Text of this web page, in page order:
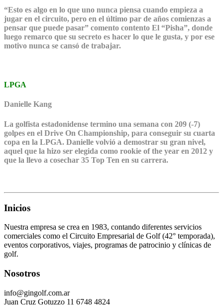
“Esto es algo en lo que uno nunca piensa cuando empieza a
jugar en el circuito, pero en el último par de años comienzas a
pensar que puede pasar” comento contento El “Pisha”, donde
luego remarco que su secreto es hacer lo que le gusta, y por ese
motivo nunca se cansó de trabajar.
LPGA
Danielle Kang
La golfista estadonidense termino una semana con 209 (-7)
golpes en el Drive On Championship, para conseguir su cuarta
copa en la LPGA. Danielle volvió a demostrar su gran nivel,
aquel que la hizo ser elegida como rookie of the year en 2012 y
que la llevo a cosechar 35 Top Ten en su carrera.
Inicios
Nuestra empresa se crea en 1983, contando diferentes servicios
comerciales como el Circuito Empresarial de Golf (42° temporada),
eventos corporativos, viajes, programas de patrocinio y clínicas de
golf.
Nosotros
info@gingolf.com.ar
Juan Cruz Gotuzzo 11 6748 4824